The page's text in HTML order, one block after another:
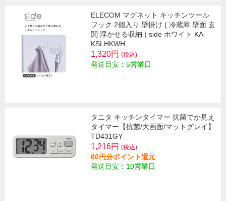
ELECOM マグネット キッチンツール
フック 2個入り 壁掛け ( 冷蔵庫 壁面 玄
関 浮かせる収納 ) side ホワイト KA-
KSLHKWH
1,320円 (税込)
発送目安：5営業日
タニタ キッチンタイマー 抗菌でか見え
タイマー【抗菌/大画面/マットグレイ】
TD431GY
1,216円 (税込)
60円分ポイント還元
発送目安：10営業日